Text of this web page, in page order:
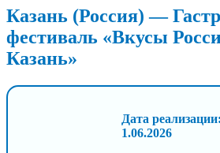
Казань (Россия) —
фестиваль «Вкусы
Казань»
Дата
1.06.2026